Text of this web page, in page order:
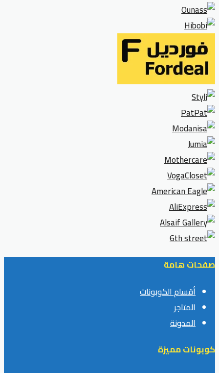
صفحات هامة
أقسام الكوبونات
المتاجر
المدونة
كوبونات مميزة